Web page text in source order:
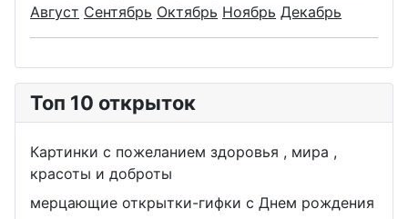
Август Сентябрь Октябрь Ноябрь Декабрь
Топ 10 открыток
Картинки с пожеланием здоровья , мира ,
красоты и доброты
мерцающие открытки-гифки с Днем рождения